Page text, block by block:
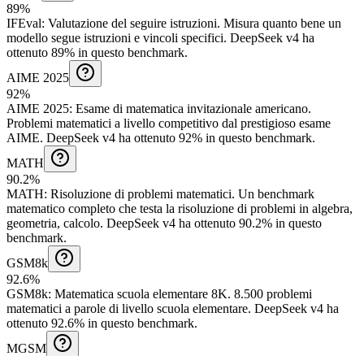
89%
IFEval: Valutazione del seguire istruzioni. Misura quanto bene un
modello segue istruzioni e vincoli specifici. DeepSeek v4 ha
ottenuto 89% in questo benchmark.
AIME 2025
92%
AIME 2025: Esame di matematica invitazionale americano.
Problemi matematici a livello competitivo dal prestigioso esame
AIME. DeepSeek v4 ha ottenuto 92% in questo benchmark.
MATH
90.2%
MATH: Risoluzione di problemi matematici. Un benchmark
matematico completo che testa la risoluzione di problemi in algebra,
geometria, calcolo. DeepSeek v4 ha ottenuto 90.2% in questo
benchmark.
GSM8k
92.6%
GSM8k: Matematica scuola elementare 8K. 8.500 problemi
matematici a parole di livello scuola elementare. DeepSeek v4 ha
ottenuto 92.6% in questo benchmark.
MGSM